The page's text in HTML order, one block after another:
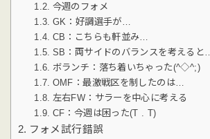
今週のフォメ
GK：好調選手が…
CB：こちらも軒並み…
SB：両サイドのバランスを考えると…
ボランチ：落ち着いちゃった(^◇^;)
OMF：最激戦区を制したのは…
左右FW：サラーを中心に考える
CF：今週は困った(T . T)
フォメ試行錯誤